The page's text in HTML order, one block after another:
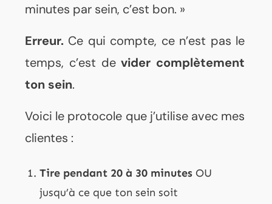
minutes par sein, c’est bon. »
Erreur. Ce qui compte, ce n’est pas le
temps, c’est devider complètement
ton sein.
Voici le protocole que j’utilise avec mes
clientes :
Tire pendant 20 à 30 minutes OU
jusqu’à ce que ton sein soit